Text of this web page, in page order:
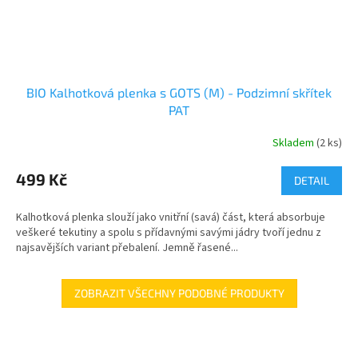
BIO Kalhotková plenka s GOTS (M) - Podzimní skřítek
PAT
Skladem (2 ks)
499 Kč DETAIL
Kalhotková plenka slouží jako vnitřní (savá) část, která absorbuje
veškeré tekutiny a spolu s přídavnými savými jádry tvoří jednu z
najsavějších variant přebalení. Jemně řasené...
ZOBRAZIT VŠECHNY PODOBNÉ PRODUKTY